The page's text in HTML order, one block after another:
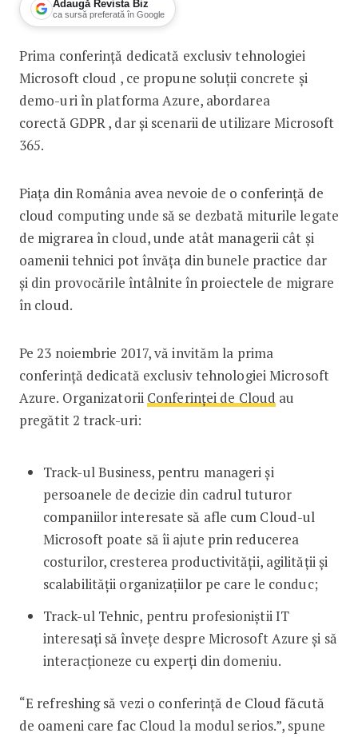
Adaugă Revista Biz
ca sursă preferată în Google
Prima conferință de Cloud din
Prima conferință dedicată exclusiv tehnologiei
Microsoft cloud , ce propune soluții concrete și
demo-uri în platforma Azure, abordarea
corectă GDPR , dar și scenarii de utilizare Microsoft
365.
Piața din România avea nevoie de o conferință de
cloud computing unde să se dezbată miturile legate
de migrarea în cloud, unde atât managerii cât și
oamenii tehnici pot învăța din bunele practice dar
și din provocările întâlnite în proiectele de migrare
în cloud.
Pe 23 noiembrie 2017, vă invităm la prima
conferință dedicată exclusiv tehnologiei Microsoft
Azure. Organizatorii Conferinței de Cloud au
pregătit 2 track-uri:
Track-ul Business, pentru manageri și
persoanele de decizie din cadrul tuturor
companiilor interesate să afle cum Cloud-ul
Microsoft poate să îi ajute prin reducerea
costurilor, cresterea productivității, agilității și
scalabilității organizațiilor pe care le conduc;
Track-ul Tehnic, pentru profesioniștii IT
interesați să învețe despre Microsoft Azure și să
interacționeze cu experți din domeniu.
“E refreshing să vezi o conferință de Cloud făcută
de oameni care fac Cloud la modul serios.”, spune